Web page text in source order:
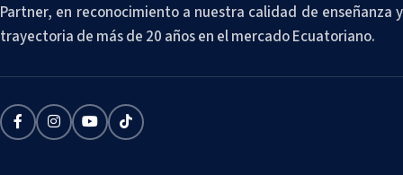
Partner, en reconocimiento a nuestra calidad de enseñanza y
trayectoria de más de 20 años en el mercado Ecuatoriano.